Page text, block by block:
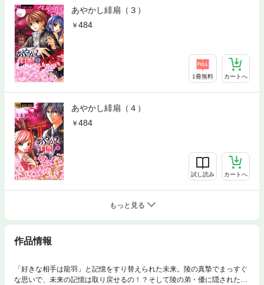
あやかし緋扇（３）
484
1冊無料 カートへ
あやかし緋扇（４）
484
試し読み カートへ
もっと見る
作品情報
「好きな相手は龍羽」と記憶をすり替えられた未来。陵の真摯でまっすぐ
な思いで、未来の記憶は取り戻せるの！？そして陵の弟・優に隠された衝